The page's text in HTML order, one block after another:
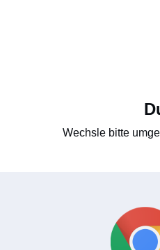
Wechsle bitte